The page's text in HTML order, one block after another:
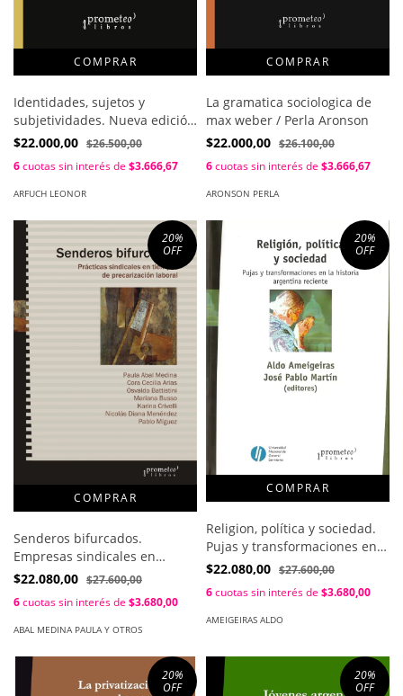
Identidades, sujetos y
subjetividades. Nueva edición
/ Leonor Arfuch
$22.000,00 $26.500,00
6cuotas sin interés de $3.666,67
ARFUCH LEONOR
La gramatica sociologica de
max weber / Perla Aronson
$22.000,00 $26.100,00
6cuotas sin interés de $3.666,67
ARONSON PERLA
20%
OFF
Senderos bifurcados.
Empresas sindicales en
tiempos de precarizacion
Otros
$22.080,00 $27.600,00
6cuotas sin interés de $3.680,00
ABAL MEDINA PAULA Y OTROS
20%
OFF
Religion, política y sociedad.
Pujas y transformaciones en
la historia Argentina /
$22.080,00 $27.600,00
6cuotas sin interés de $3.680,00
AMEIGEIRAS ALDO
20%
OFF
20%
OFF